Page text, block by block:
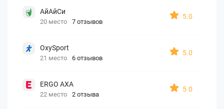
АйАйСи
20 место 7 отзывов
5.0
OxySport
21 место 6 отзывов
5.0
ERGO AXA
22 место 2 отзыва
5.0